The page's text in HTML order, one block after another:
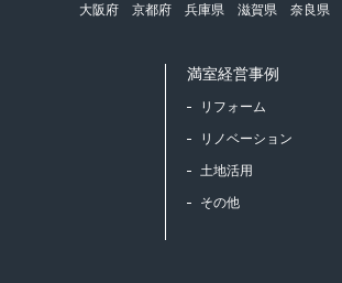
大阪府
京都府 兵庫県 滋賀県 奈良県
満室経営事例
リフォーム
リノベーション
土地活用
その他